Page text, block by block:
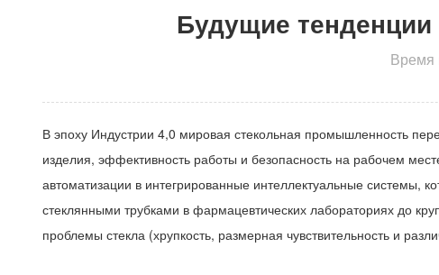
Будущие
Время
В эпоху Индустрии 4,0 мировая стекольная промышленность
изделия, эффективность работы и безопасность на рабочем
автоматизации в интегрированные интеллектуальные системы,
стеклянными трубками в фармацевтических лабораториях до
проблемы стекла (хрупкость, размерная чувствительность и